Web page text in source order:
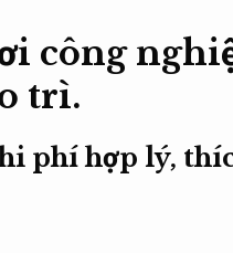
công
trì.
phí hợp lý,